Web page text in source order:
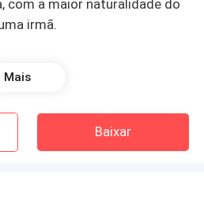
com a maior naturalidade do
irmã.
Mais
Baixar